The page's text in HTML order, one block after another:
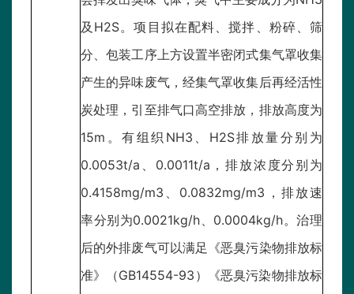
及H2S。项目拟在配料、搅拌、粉碎、筛
分、包装工序上方设置半密闭式集气罩收集
产生的异味废气，经集气罩收集后再经活性
炭处理，引至排气口高空排放，排放高度为
15m。有组织NH3、H2S排放量分别为
0.0053t/a、0.0011t/a，排放浓度分别为
0.4158mg/m3、0.0832mg/m3，排放速
率分别为0.0021kg/h、0.0004kg/h。治理
后的外排废气可以满足《恶臭污染物排放标
准》（GB14554-93）《恶臭污染物排放标